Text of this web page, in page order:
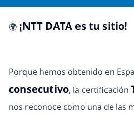
🌍¡NTT DATA es tu sitio!
Porque hemos obtenido en
consecutivo, la certificación
nos reconoce como una de las